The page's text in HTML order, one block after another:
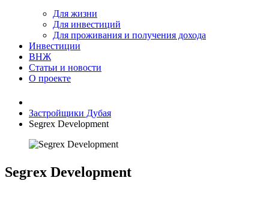
Для жизни
Для инвестиций
Для проживания и получения дохода
Инвестиции
ВНЖ
Статьи и новости
О проекте
Застройщики Дубая
Segrex Development
Segrex Development